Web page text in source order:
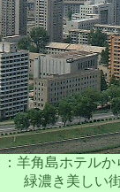
：羊角島ホテル
緑濃き美しい